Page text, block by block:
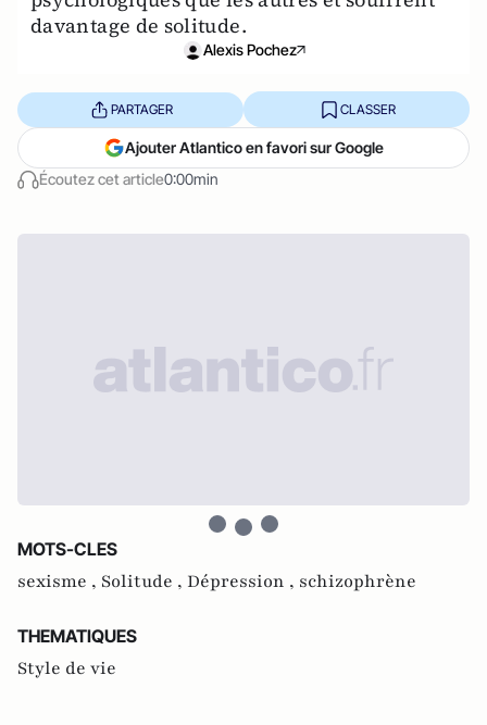
davantage de solitude.
Alexis Pochez
Écoutez cet article0:00min
PARTAGER CLASSER
Ajouter Atlantico en favori sur Google
MOTS-CLES
sexisme , Solitude , Dépression , schizophrène
THEMATIQUES
Style de vie